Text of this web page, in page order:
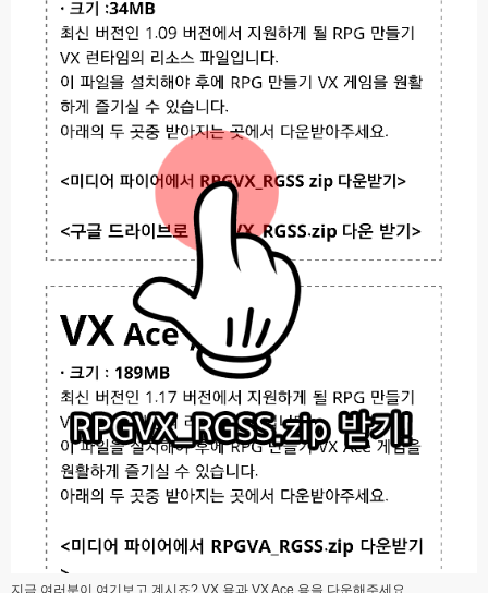
지금 여러분이 여기보고 계시죠? VX 용과 VX Ace 용을 다운해주세요.